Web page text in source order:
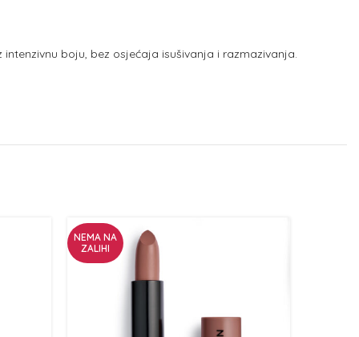
boju, bez osjećaja isušivanja i razmazivanja.
NEMA NA
ZALIHI